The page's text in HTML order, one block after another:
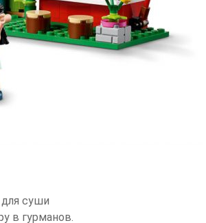
для суши
в гурманов.